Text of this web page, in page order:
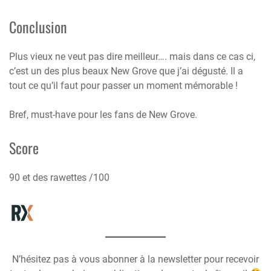
Conclusion
Plus vieux ne veut pas dire meilleur…. mais dans ce cas ci,
c’est un des plus beaux New Grove que j’ai dégusté. Il a
tout ce qu’il faut pour passer un moment mémorable !
Bref, must-have pour les fans de New Grove.
Score
90 et des rawettes /100
N’hésitez pas à vous abonner à la newsletter pour recevoir